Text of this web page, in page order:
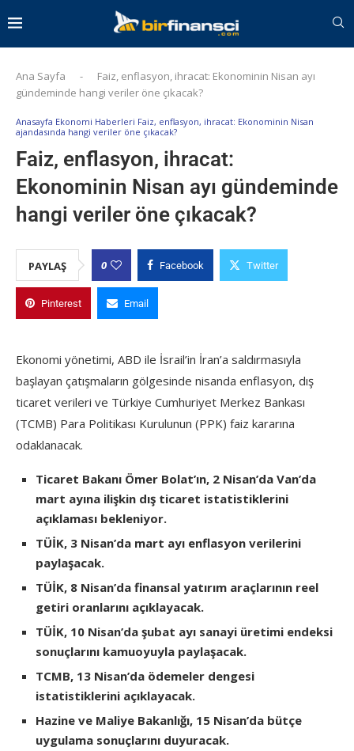
Ana Sayfa -
Faiz, enflasyon, ihracat: Ekonominin Nisan ayı
gündeminde hangi veriler öne çıkacak?
Anasayfa Ekonomi Haberleri Faiz, enflasyon, ihracat: Ekonominin Nisan
ajandasında hangi veriler öne çıkacak?
Faiz, enflasyon, ihracat:
Ekonominin Nisan ayı gündeminde
hangi veriler öne çıkacak?
PAYLAŞ 0 Facebook Twitter
Pinterest Email
Ekonomi yönetimi, ABD ile İsrail’in İran’a saldırmasıyla
başlayan çatışmaların gölgesinde nisanda enflasyon, dış
ticaret verileri ve Türkiye Cumhuriyet Merkez Bankası
(TCMB) Para Politikası Kurulunun (PPK) faiz kararına
odaklanacak.
Ticaret Bakanı Ömer Bolat’ın, 2 Nisan’da Van’da
mart ayına ilişkin dış ticaret istatistiklerini
açıklaması bekleniyor.
TÜİK, 3 Nisan’da mart ayı enflasyon verilerini
paylaşacak.
TÜİK, 8 Nisan’da finansal yatırım araçlarının reel
getiri oranlarını açıklayacak.
TÜİK, 10 Nisan’da şubat ayı sanayi üretimi endeksi
sonuçlarını kamuoyuyla paylaşacak.
TCMB, 13 Nisan’da ödemeler dengesi
istatistiklerini açıklayacak.
Hazine ve Maliye Bakanlığı, 15 Nisan’da bütçe
uygulama sonuçlarını duyuracak.